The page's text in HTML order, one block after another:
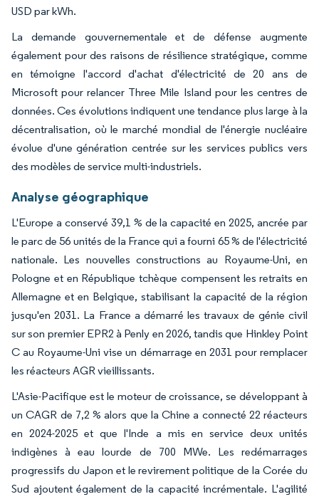
USD par kWh.
La demande gouvernementale et de défense augmente
également pour des raisons de résilience stratégique, comme
en témoigne l'accord d'achat d'électricité de 20 ans de
Microsoft pour relancer Three Mile Island pour les centres de
données. Ces évolutions indiquent une tendance plus large à la
décentralisation, où le marché mondial de l'énergie nucléaire
évolue d'une génération centrée sur les services publics vers
des modèles de service multi-industriels.
Analyse géographique
L'Europe a conservé 39,1 % de la capacité en 2025, ancrée par
le parc de 56 unités de la France qui a fourni 65 % de l'électricité
nationale. Les nouvelles constructions au Royaume-Uni, en
Pologne et en République tchèque compensent les retraits en
Allemagne et en Belgique, stabilisant la capacité de la région
jusqu'en 2031. La France a démarré les travaux de génie civil
sur son premier EPR2 à Penly en 2026, tandis que Hinkley Point
C au Royaume-Uni vise un démarrage en 2031 pour remplacer
les réacteurs AGR vieillissants.
L'Asie-Pacifique est le moteur de croissance, se développant à
un CAGR de 7,2 % alors que la Chine a connecté 22 réacteurs
en 2024-2025 et que l'Inde a mis en service deux unités
indigènes à eau lourde de 700 MWe. Les redémarrages
progressifs du Japon et le revirement politique de la Corée du
Sud ajoutent également de la capacité incrémentale. L'agilité